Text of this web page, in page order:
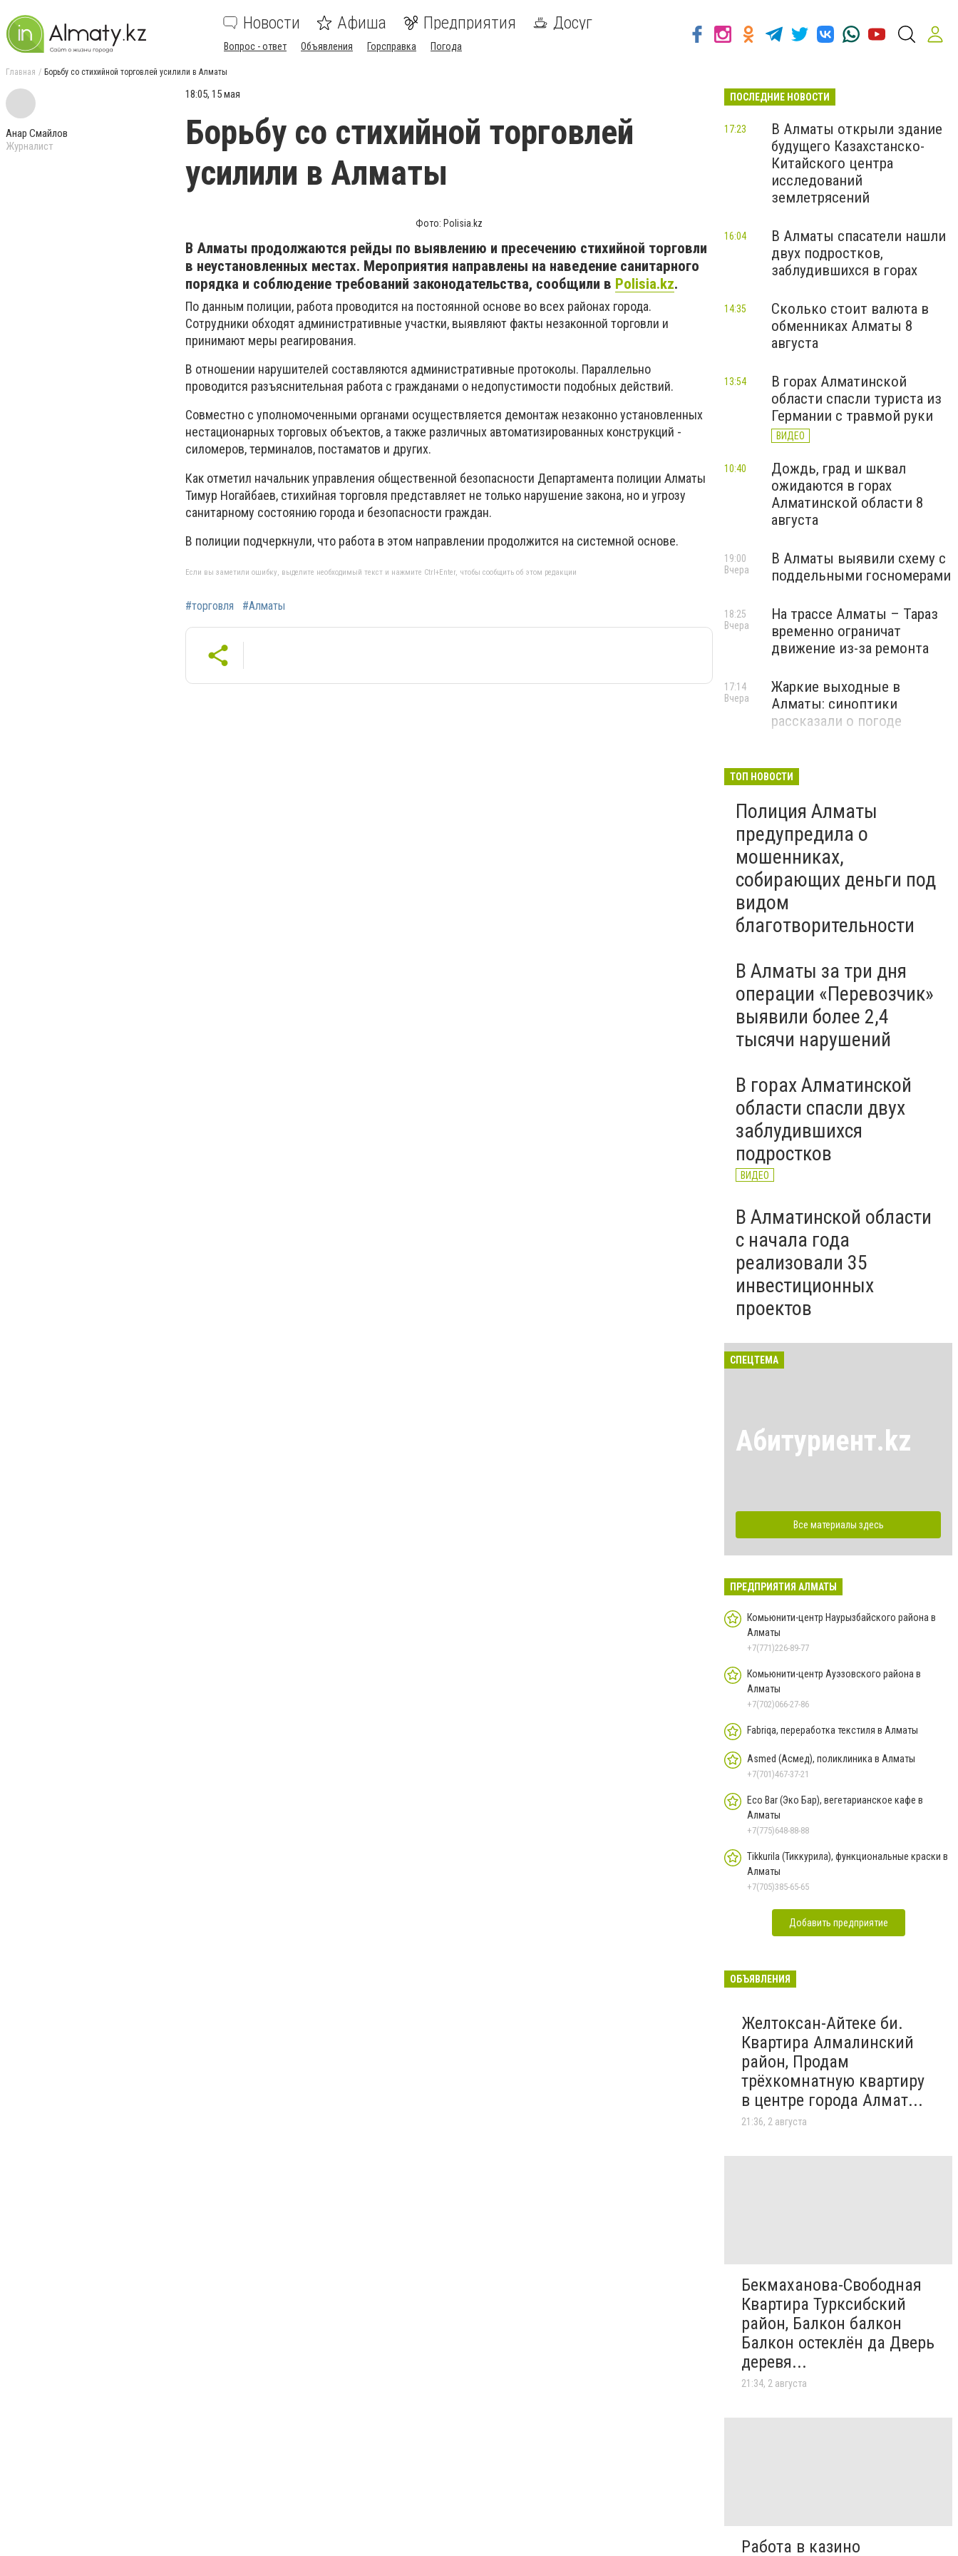
Новости Афиша Предприятия Досуг
Вопрос - ответ Объявления Горсправка Погода
Главная Борьбу со стихийной торговлей усилили в Алматы
Анар Смайлов
Журналист
18:05, 15 мая
Борьбу со стихийной торговлей
усилили в Алматы
Фото: Polisia.kz
В Алматы продолжаются рейды по выявлению и пресечению стихийной торговли
в неустановленных местах. Мероприятия направлены на наведение санитарного
порядка и соблюдение требований законодательства, сообщили в Polisia.kz.
По данным полиции, работа проводится на постоянной основе во всех районах города.
Сотрудники обходят административные участки, выявляют факты незаконной торговли и
принимают меры реагирования.
В отношении нарушителей составляются административные протоколы. Параллельно
проводится разъяснительная работа с гражданами о недопустимости подобных действий.
Совместно с уполномоченными органами осуществляется демонтаж незаконно установленных
нестационарных торговых объектов, а также различных автоматизированных конструкций -
силомеров, терминалов, постаматов и других.
Как отметил начальник управления общественной безопасности Департамента полиции Алматы
Тимур Ногайбаев, стихийная торговля представляет не только нарушение закона, но и угрозу
санитарному состоянию города и безопасности граждан.
В полиции подчеркнули, что работа в этом направлении продолжится на системной основе.
Если вы заметили ошибку, выделите необходимый текст и нажмите Ctrl+Enter, чтобы сообщить об этом редакции
#торговля #Алматы
ПОСЛЕДНИЕ НОВОСТИ
В Алматы открыли здание
будущего Казахстанско-
Китайского центра
исследований
землетрясений
17:23
В Алматы спасатели нашли
двух подростков,
заблудившихся в горах
16:04
Сколько стоит валюта в
обменниках Алматы 8
августа
14:35
В горах Алматинской
области спасли туриста из
Германии с травмой руки
ВИДЕО
13:54
Дождь, град и шквал
ожидаются в горах
Алматинской области 8
августа
10:40
В Алматы выявили схему с
поддельными госномерами
19:00
Вчера
На трассе Алматы – Тараз
временно ограничат
движение из-за ремонта
18:25
Вчера
Жаркие выходные в
Алматы: синоптики
рассказали о погоде
17:14
Вчера
ТОП НОВОСТИ
Полиция Алматы
предупредила о
мошенниках,
собирающих деньги под
видом
благотворительности
В Алматы за три дня
операции «Перевозчик»
выявили более 2,4
тысячи нарушений
В горах Алматинской
области спасли двух
заблудившихся
подростков
ВИДЕО
В Алматинской области
с начала года
реализовали 35
инвестиционных
проектов
СПЕЦТЕМА
Абитуриент.kz
Все материалы здесь
ПРЕДПРИЯТИЯ АЛМАТЫ
Комьюнити-центр Наурызбайского района в
Алматы
+7(771)226-89-77
Комьюнити-центр Ауэзовского района в
Алматы
+7(702)066-27-86
Fabriqa, переработка текстиля в Алматы
Asmed (Асмед), поликлиника в Алматы
+7(701)467-37-21
Eco Bar (Эко Бар), вегетарианское кафе в
Алматы
+7(775)648-88-88
Tikkurila (Тиккурила), функциональные краски в
Алматы
+7(705)385-65-65
Добавить предприятие
ОБЪЯВЛЕНИЯ
Желтоксан-Айтеке би.
Квартира Алмалинский
район, Продам
трёхкомнатную квартиру
в центре города Алмат...
21:36, 2 августа
Бекмаханова-Свободная
Квартира Турксибский
район, Балкон балкон
Балкон остеклён да Дверь
деревя...
21:34, 2 августа
Работа в казино